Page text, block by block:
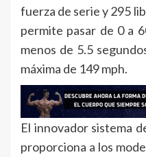
fuerza de serie y 295
permite pasar de 0 a
menos de 5.5
máxima de 149 mph.
El innovador sistema
proporciona a los